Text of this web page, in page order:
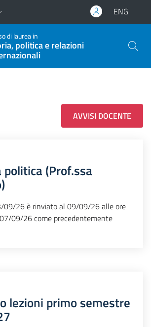
ENG
di laurea in
politica e relazioni
AVVISI DOCENTE
politica (Prof.ssa
09/26 è rinviato al 09/09/26 alle ore
09/26 come precedentemente
lezioni primo semestre